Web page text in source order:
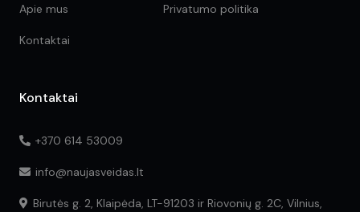
Apie mus
Kontaktai
Privatumo politika
Kontaktai
+370 614 53009
info@naujasveidas.lt
Birutės g. 2, Klaipėda, LT-91203 ir Riovonių g. 2C, Vilnius,